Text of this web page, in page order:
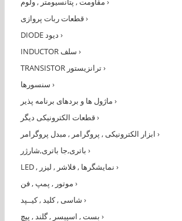
›
›
›
›
›
›
›
›
›
›
›
›
›